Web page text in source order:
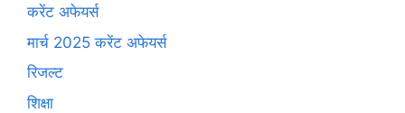
करेंट अफेयर्स
मार्च 2025 करेंट अफेयर्स
रिजल्ट
शिक्षा